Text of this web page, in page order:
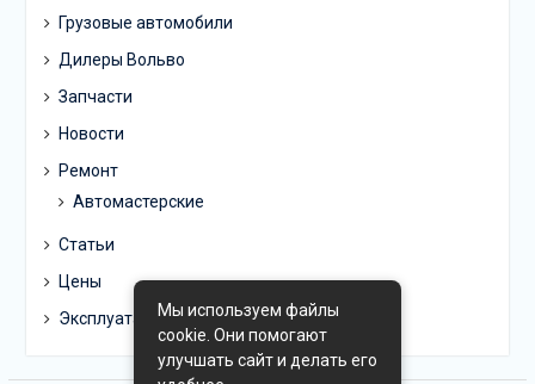
Грузовые автомобили
Дилеры Вольво
Запчасти
Новости
Ремонт
Автомастерские
Статьи
Цены
ЭксплуатацияМы используем файлы
cookie. Они помогают
улучшать сайт и делать его